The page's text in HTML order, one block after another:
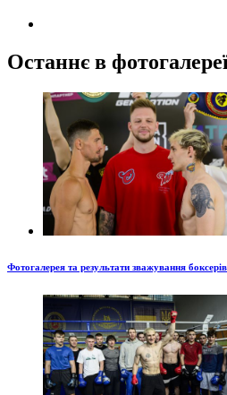
Останнє в
Фотогалерея та результати зважування